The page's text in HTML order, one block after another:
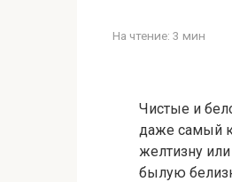
На чтение: 3 мин
Чистые и
даже самый
желтизну
былую